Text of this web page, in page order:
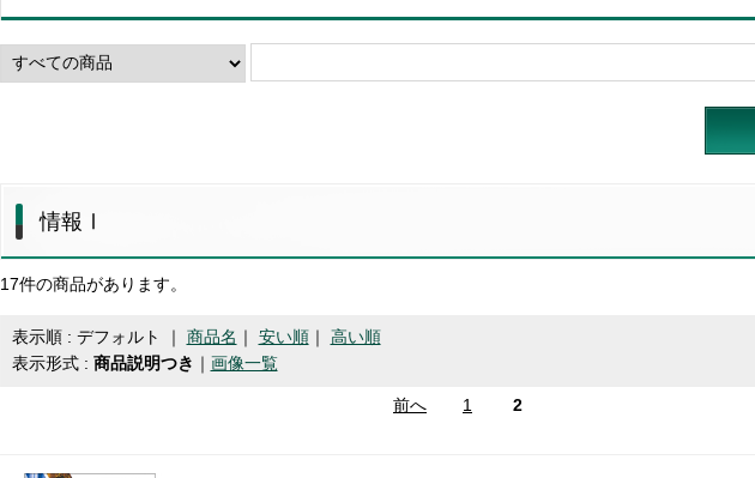
情報Ⅰ
17件の商品があります。
表示順 : デフォルト ｜ 商品名 ｜ 安い順｜ 高い順
表示形式 : 商品説明つき ｜ 画像一覧
前へ 1 2